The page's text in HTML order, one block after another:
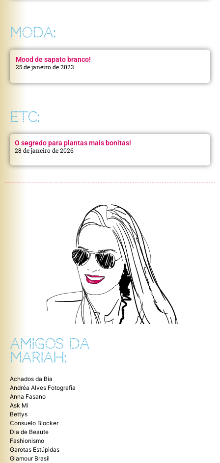
MODA:
Mood de sapato branco!
25 de janeiro de 2023
ETC:
O segredo para plantas mais bonitas!
28 de janeiro de 2026
AMIGOS DA
MARIAH:
Achados da Bia
Andréa Alves Fotografia
Anna Fasano
Ask Mi
Bettys
Consuelo Blocker
Dia de Beaute
Fashionismo
Garotas Estúpidas
Glamour Brasil